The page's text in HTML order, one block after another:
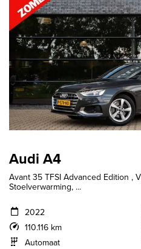
Audi A4
Avant 35 TFSI Advanced Edition ,
Stoelverwarming, ...
2022
110.116 km
Automaat